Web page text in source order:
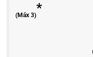
(Máx 3)*